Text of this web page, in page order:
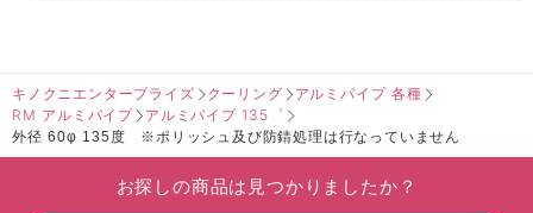
キノクニエンタープライズ クーリング
アルミパイプ 各種
RM アルミパイプ
アルミパイプ 135゜
外径 60φ 135度 ※ポリッシュ及び防錆処理は行なっていません
お探しの商品は見つかりましたか？